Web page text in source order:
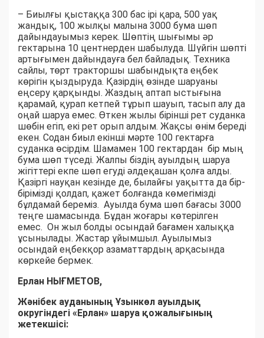
– Биылғы қыстаққа 300 бас ірі қара, 500 уақ
жандық, 100 жылқы малына 3000 бума шөп
дайындауымыз керек. Шөптің шығымы әр
гектарына 10 центнерден шабылуда. Шүйгін шөпті
артығымен дайындауға бел байладық. Техника
сайлы, төрт тракторшы шабындықта еңбек
көрігін қыздыруда. Қазірдің өзінде шаруаны
еңсеру қарқынды. Жаздың аптап ыстығына
қарамай, қурап кетпей тұрып шауып, тасып алу да
оңай шаруа емес. Өткен жылы бірінші рет суданка
шөбін егіп, екі рет орып алдым. Жақсы өнім береді
екен. Содан биыл екінші мәрте 100 гектарға
суданка өсірдім. Шамамен 100 гектардан бір мың
бума шөп түседі. Жалпы біздің ауылдың шаруа
жігіттері екпе шөп егуді әлдеқашан қолға алды.
Қазіргі науқан кезінде де, былайғы уақытта да бір-
бірімізді қолдап, қажет болғанда көмегімізді
бұлдамай береміз. Ауылда бума шөп бағасы 3000
теңге шамасында. Бұдан жоғары көтерілген
емес. Он жыл болды осындай бағамен халыққа
ұсынылады. Жастар ұйымшыл. Ауылымыз
осындай еңбекқор азаматтардың арқасында
көркейе бермек.
Ерлан НЫҒМЕТОВ,
Жәнібек ауданының Ұзынкөл ауылдық
округіндегі «Ерлан» шаруа қожалығының
жетекшісі: